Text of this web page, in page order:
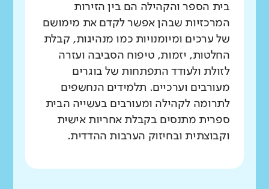
בית הספר והקהילה הם בין הזירות
המרכזיות שבהן אפשר לקדם את מימושם
של ערכים ומיומנויות כמו מנהיגות, קבלת
החלטות, יזמות, טיפוח הסביבה ועזרה
לזולת ולעודד התפתחות של בוגרים
מעורבים וערכיים. תלמידים הנחשפים
לתרומה לקהילה ומעורבים בעשייה הבית
ספרית מתנסים בקבלת אחריות אישית
וקבוצתית ובחיזוק הערבות ההדדית.